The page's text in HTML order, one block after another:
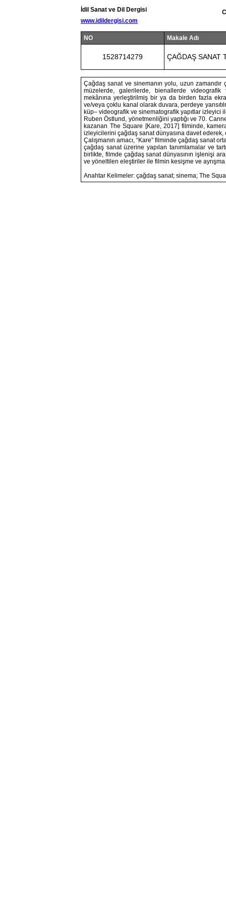
İdil Sanat ve Dil Dergisi
www.idildergisi.com
NO Makale Adı
1528714279 ÇAĞDAŞ SANAT
Çağdaş sanat ve sinemanın yolu, uzun
müzelerde, galerilerde, bienallerde videografik
mekânına yerleştirilmiş bir ya da birden fazla
ve/veya çoklu kanal olarak duvara, perdeye
küp– videografik ve sinematografik yapıtlar izleyici
Ruben Östlund, yönetmenliğini yaptığı ve 70.
kazanan The Square [Kare, 2017] filminde,
izleyicilerini çağdaş sanat dünyasına davet ederek,
Çalışmanın amacı, “Kare” filminde çağdaş sanat
çağdaş sanat üzerine yapılan tanımlamalar ve
birlikte, filmde çağdaş sanat dünyasının işlenişi
ve yöneltilen eleştiriler ile filmin kesişme ve
Anahtar Kelimeler: çağdaş sanat; sinema; The